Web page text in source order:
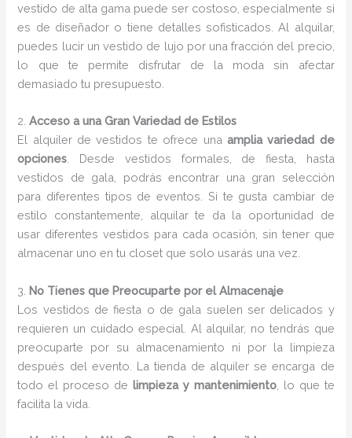
vestido de alta gama puede ser costoso, especialmente si
es de diseñador o tiene detalles sofisticados. Al alquilar,
puedes lucir un vestido de lujo por una fracción del precio,
lo que te permite disfrutar de la moda sin afectar
demasiado tu presupuesto.
2.Acceso a una Gran Variedad de Estilos
El alquiler de vestidos te ofrece una amplia variedad de
opciones . Desde vestidos formales, de fiesta, hasta
vestidos de gala, podrás encontrar una gran selección
para diferentes tipos de eventos. Si te gusta cambiar de
estilo constantemente, alquilar te da la oportunidad de
usar diferentes vestidos para cada ocasión, sin tener que
almacenar uno en tu closet que solo usarás una vez.
3. No Tienes que Preocuparte por el Almacenaje
Los vestidos de fiesta o de gala suelen ser delicados y
requieren un cuidado especial. Al alquilar, no tendrás que
preocuparte por su almacenamiento ni por la limpieza
después del evento. La tienda de alquiler se encarga de
todo el proceso de limpieza y mantenimiento, lo que te
facilita la vida.